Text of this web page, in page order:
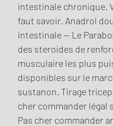
intestinale chronique.
faut savoir. Anadrol
intestinale — Le
des steroides de
musculaire les plus
disponibles sur le
sustanon. Tirage
cher commander légal
Pas cher commander